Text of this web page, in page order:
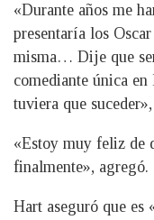
«Durante años me
presentaría los
misma… Dije que
comediante única
tuviera que
«Estoy muy feliz de
finalmente», agregó.
Hart aseguró que es